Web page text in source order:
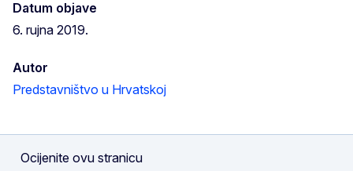
Datum objave
6. rujna 2019.
Autor
Predstavništvo u Hrvatskoj
Ocijenite ovu stranicu